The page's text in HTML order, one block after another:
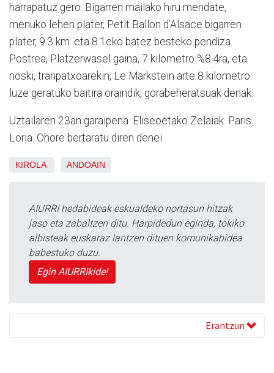
harrapatuz gero. Bigarren mailako hiru mendate,
menuko lehen plater, Petit Ballon d’Alsace bigarren
plater, 9.3 km. eta 8.1eko batez besteko pendiza.
Postrea, Platzerwasel gaina, 7 kilometro %8.4ra, eta
noski, tranpatxoarekin, Le Markstein arte 8 kilometro
luze geratuko baitira oraindik, gorabeheratsuak denak.
Uztailaren 23an garaipena. Eliseoetako Zelaiak. Paris.
Loria. Ohore bertaratu diren denei.
KIROLA ANDOAIN
AIURRI hedabideak eskualdeko nortasun hitzak
jaso eta zabaltzen ditu. Harpidedun eginda, tokiko
albisteak euskaraz lantzen dituen komunikabidea
babestuko duzu.
Egin AIURRIkide!
Erantzun